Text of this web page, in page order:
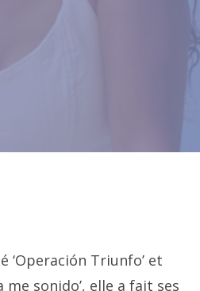
Triunfo’ et
me sonido’, elle a fait ses